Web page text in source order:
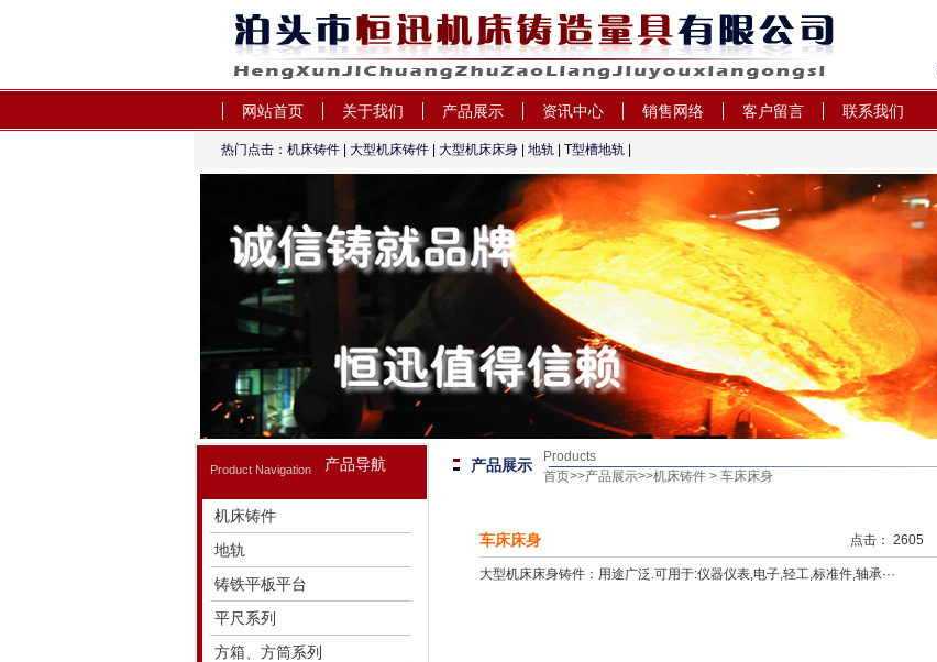
车床床身-泊头市恒迅机床铸造量具有限公司
网站首页 关于我们 产品展示 资讯中心 销售网络 客户留言 联系我们
热门点击： 机床铸件| 大型机床铸件| 大型机床床身| 地轨| T型槽地轨 |
产品导航
Product Navigation
机床铸件
地轨
铸铁平板平台
平尺系列
方箱、方筒系列
产品展示
Products
首页>>产品展示>>机床铸件 > 车床床身
点击： 2605
车床床身
大型机床床身铸件：用途广泛.可用于:仪器仪表,电子,轻工,标准件,轴承···